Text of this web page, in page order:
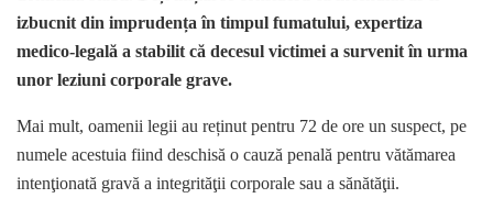
izbucnit din imprudența în timpul fumatului, expertiza
medico-legală a stabilit că decesul victimei a survenit în urma
unor leziuni corporale grave.
Mai mult, oamenii legii au reținut pentru 72 de ore un suspect, pe
numele acestuia fiind deschisă o cauză penală pentru vătămarea
intenţionată gravă a integrităţii corporale sau a sănătăţii.